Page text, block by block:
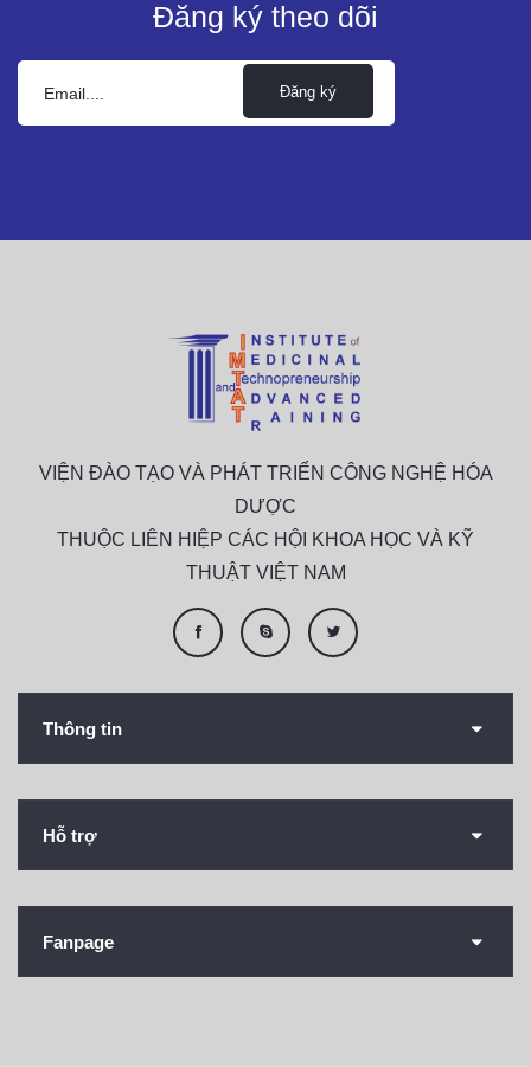
Đăng ký theo dõi
Đăng ký
VIỆN ĐÀO TẠO VÀ PHÁT TRIỂN CÔNG NGHỆ HÓA
DƯỢC
THUỘC LIÊN HIỆP CÁC HỘI KHOA HỌC VÀ KỸ
THUẬT VIỆT NAM
Thông tin
Hỗ trợ
Fanpage